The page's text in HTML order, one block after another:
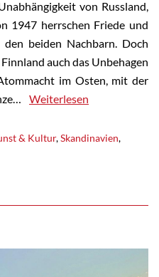
von Russland,
1947 herrschen Friede und
beiden Nachbarn. Doch
auch das Unbehagen
im Osten, mit der
Weiterlesen
& Kultur,Skandinavien,